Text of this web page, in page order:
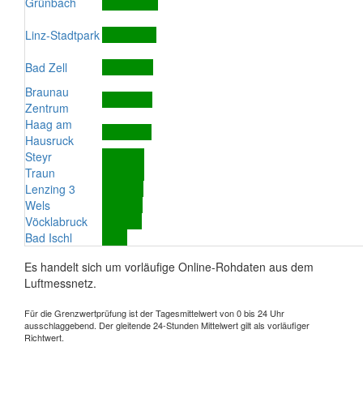
Linz-Stadtpark
Bad Zell
Braunau
Zentrum
Haag am
Hausruck
Steyr
Traun
Lenzing 3
Wels
Vöcklabruck
Bad Ischl
Es handelt sich um vorläufige Online-Rohdaten aus dem
Luftmessnetz.
Für die Grenzwertprüfung ist der Tagesmittelwert von 0 bis 24 Uhr
ausschlaggebend. Der gleitende 24-Stunden Mittelwert gilt als vorläufiger
Richtwert.